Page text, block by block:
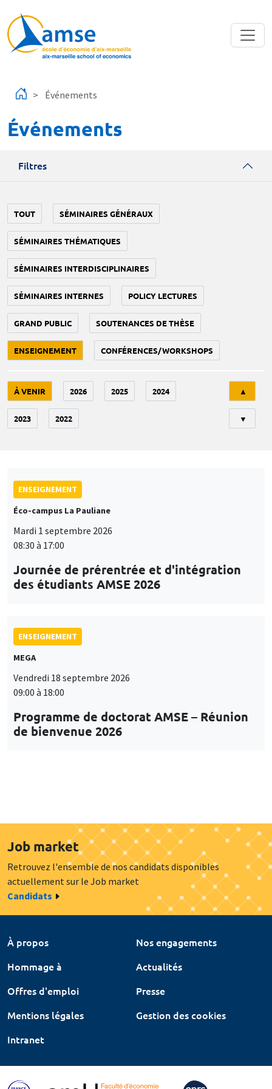
Événements
Événements
Filtres
TOUT SÉMINAIRES GÉNÉRAUX
SÉMINAIRES THÉMATIQUES
SÉMINAIRES INTERDISCIPLINAIRES
SÉMINAIRES INTERNES POLICY LECTURES
GRAND PUBLIC SOUTENANCES DE THÈSE
ENSEIGNEMENT CONFÉRENCES/WORKSHOPS
À VENIR 2026 2025 2024
2023 2022
▲
▼
ENSEIGNEMENT
Éco-campus La Pauliane
Mardi 1 septembre 2026
08:30 à 17:00
Journée de prérentrée et d'intégration
des étudiants AMSE 2026
ENSEIGNEMENT
MEGA
Vendredi 18 septembre 2026
09:00 à 18:00
Programme de doctorat AMSE – Réunion
de bienvenue 2026
Job market
Retrouvez l'ensemble de nos candidats disponibles
actuellement sur le Job market
Candidats
À propos
Nos engagements
Hommage à
Actualités
Offres d'emploi
Presse
Mentions légales
Gestion des cookies
Intranet